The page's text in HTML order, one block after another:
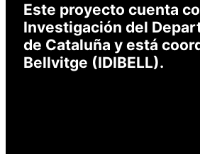
Este proyecto cuenta
Investigación del
de Cataluña y está
Bellvitge (IDIBELL).